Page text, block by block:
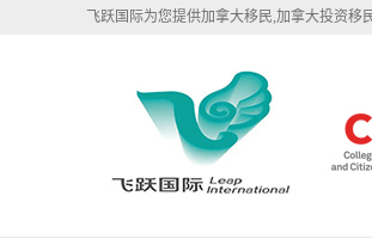
飞跃国际为您提供加拿大移民,加拿大投资